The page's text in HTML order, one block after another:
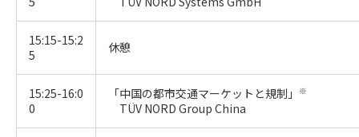
15:15-15:2
5
休憩
15:25-16:0
0
「中国の都市交通マーケットと規制」 ※
TÜV NORD Group China